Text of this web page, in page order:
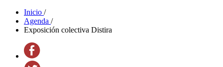
Inicio /
Agenda /
Exposición colectiva Distira